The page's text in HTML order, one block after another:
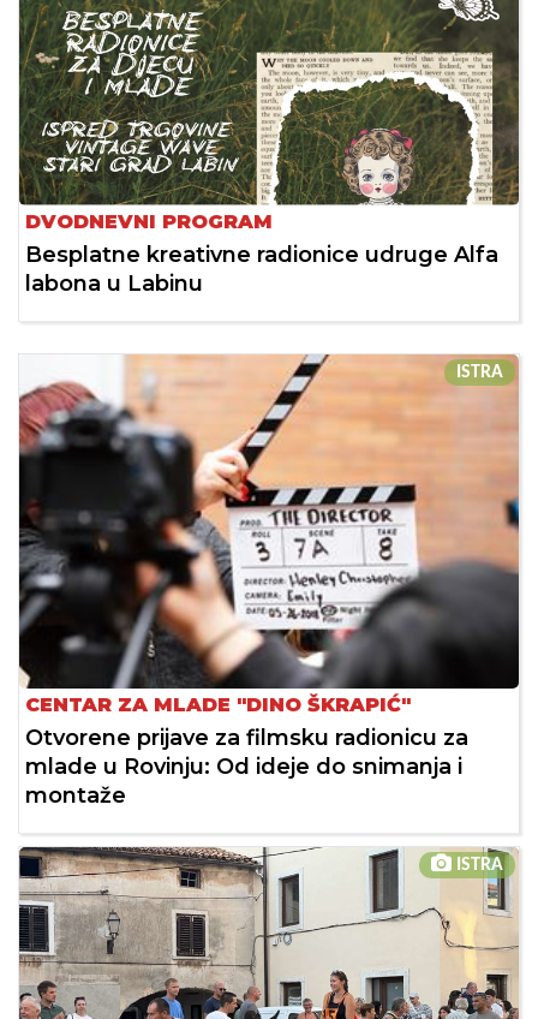
DVODNEVNI PROGRAM
Besplatne kreativne radionice udruge Alfa
labona u Labinu
ISTRA
CENTAR ZA MLADE "DINO ŠKRAPIĆ"
Otvorene prijave za filmsku radionicu za
mlade u Rovinju: Od ideje do snimanja i
montaže
ISTRA